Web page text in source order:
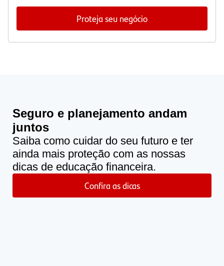
Proteja seu negócio
Seguro e planejamento andam
juntos
Saiba como cuidar do seu futuro e ter
ainda mais proteção com as nossas
dicas de educação financeira.
Confira as dicas